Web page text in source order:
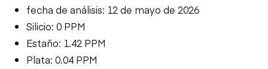
fecha de análisis: 12 de mayo de 2026
Silicio: 0 PPM
Estaño: 1.42 PPM
Plata: 0.04 PPM